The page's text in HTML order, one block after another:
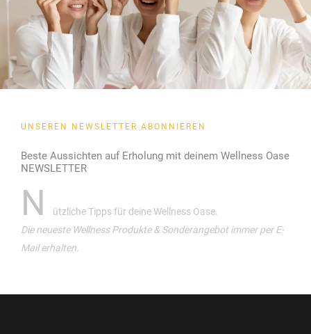
UNSEREN NEWSLETTER ABONNIEREN
Beste Aussichten auf Erholung mit deinem Wellness Oase
NEWSLETTER
N
ützliche Tipps für deine Wellness Oase.
Die neueste Wellness Produkte & Sonderangebot immer per E-
Mail erhalten.